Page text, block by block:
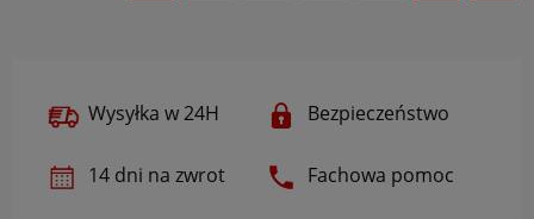
Wysyłka w 24H Bezpieczeństwo
14 dni na zwrot Fachowa pomoc